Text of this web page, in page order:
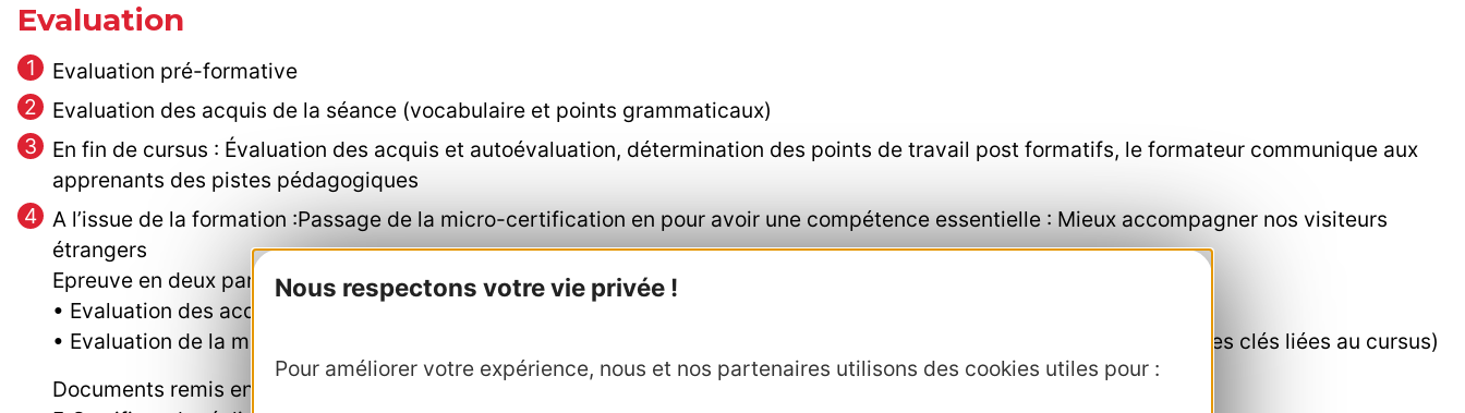
Nous respectons votre vie privée !
Pour améliorer votre expérience, nous et nos partenaires utilisons des cookies utiles pour :
Evaluation
Evaluation pré-formative
Evaluation des acquis de la séance (vocabulaire et points grammaticaux)
En fin de cursus : Évaluation des acquis et autoévaluation, détermination des points de travail post formatifs, le formateur communique aux
apprenants des pistes pédagogiques
A l’issue de la formation :Passage de la micro-certification en pour avoir une compétence essentielle : Mieux accompagner nos visiteurs
étrangers
Epreuve en deux parties, effectuées à distance :
• Evaluation des acquis théoriques et de leur application (Test JobCert en ligne durant l’avant dernier cours)
• Evaluation de la mise en pratique : jeux de rôle individuels (test oral durant le dernier cours reprenant les compétences clés liées au cursus)
Documents remis en fin de formation